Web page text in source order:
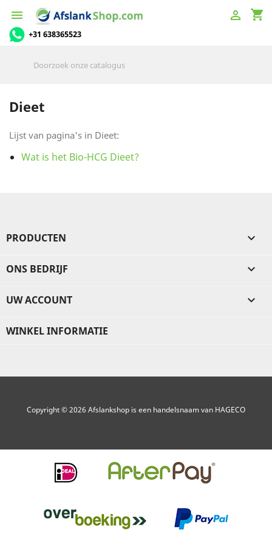
 shopping_cart

+31 638365523
Dieet
Lijst van pagina's in Dieet:
Wat is het Bio-HCG Dieet?
PRODUCTEN 
ONS BEDRIJF 
UW ACCOUNT 
WINKEL INFORMATIE
Copyright © 2026 Afslankshop is een handelsnaam van HAGECO